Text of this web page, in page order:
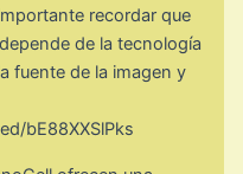
recordar que
de la tecnología
fuente de la imagen y
bE88XXSlPks